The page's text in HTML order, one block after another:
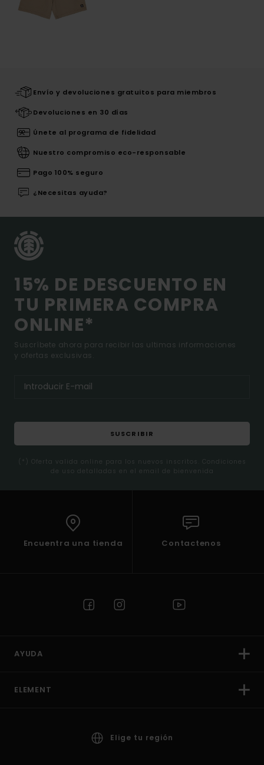
Envío y devoluciones gratuitos para miembros
Devoluciones en 30 días
Únete al programa de fidelidad
Nuestro compromiso eco-responsable
Pago 100% seguro
¿Necesitas ayuda?
15% DE DESCUENTO EN
TU PRIMERA COMPRA
ONLINE*
Suscríbete ahora para recibir las ultimas informaciones
y ofertas exclusivas.
SUSCRIBIR
(*) Oferta valida online para los nuevos inscritos. Condiciones
de uso detalladas en el email de bienvenida
Encuentra una tienda Contactenos
AYUDA
ELEMENT
Elige tu región